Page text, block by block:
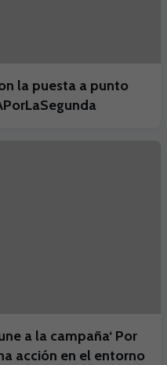
la puesta a punto
a la campaña‘ Por
acción en el entorno